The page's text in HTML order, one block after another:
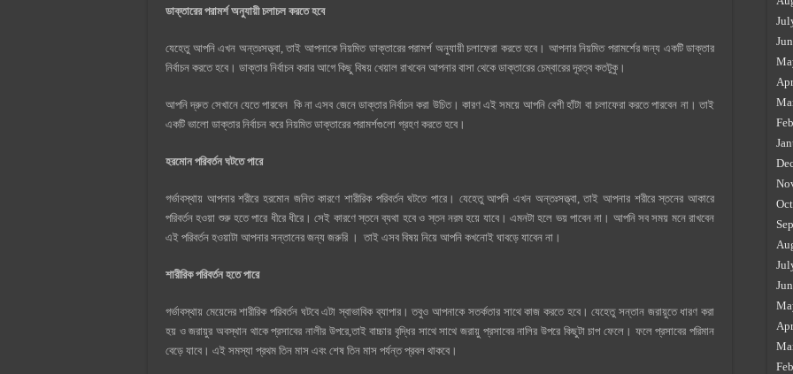
ডাক্তারের পরামর্শ অনুযায়ী চলাচল করতে হবে
যেহেতু আপনি এখন অন্তঃসত্ত্বা, তাই আপনাকে নিয়মিত ডাক্তারের পরামর্শ অনুযায়ী চলাফেরা করতে হবে। আপনার নিয়মিত পরামর্শের জন্য একটি ডাক্তার
নির্বাচন করতে হবে। ডাক্তার নির্বাচন করার আগে কিছু বিষয় খেয়াল রাখবেন আপনার বাসা থেকে ডাক্তারের চেম্বারের দূরত্ব কতটুকু।
আপনি দ্রুত সেখানে যেতে পারবেন কি না এসব জেনে ডাক্তার নির্বাচন করা উচিত। কারণ এই সময়ে আপনি বেশী হাঁটা বা চলাফেরা করতে পারবেন না। তাই
একটি ভালো ডাক্তার নির্বাচন করে নিয়মিত ডাক্তারের পরামর্শগুলো গ্রহণ করতে হবে।
হরমোন পরিবর্তন ঘটতে পারে
গর্ভাবস্থায় আপনার শরীরে হরমোন জনিত কারণে শারীরিক পরিবর্তন ঘটতে পারে। যেহেতু আপনি এখন অন্তঃসত্ত্বা, তাই আপনার শরীরে স্তনের আকারে
পরিবর্তন হওয়া শুরু হতে পারে ধীরে ধীরে। সেই কারণে স্তনে ব্যথা হবে ও স্তন নরম হয়ে যাবে। এমনটা হলে ভয় পাবেন না। আপনি সব সময় মনে রাখবেন
এই পরিবর্তন হওয়াটা আপনার সন্তানের জন্য জরুরি । তাই এসব বিষয় নিয়ে আপনি কখনোই ঘাবড়ে যাবেন না।
শারীরিক পরিবর্তন হতে পারে
গর্ভাবস্থায় মেয়েদের শারীরিক পরিবর্তন ঘটবে এটা স্বাভাবিক ব্যাপার। তবুও আপনাকে সতর্কতার সাথে কাজ করতে হবে। যেহেতু সন্তান জরায়ুতে ধারণ করা
হয় ও জরায়ুর অবস্থান থাকে প্রসাবের নালীর উপরে,তাই বাচ্চার বৃদ্ধির সাথে সাথে জরায়ু প্রসাবের নালির উপরে কিছুটা চাপ ফেলে। ফলে প্রসাবের পরিমান
বেড়ে যাবে। এই সমস্যা প্রথম তিন মাস এবং শেষ তিন মাস পর্যন্ত প্রবল থাকবে।